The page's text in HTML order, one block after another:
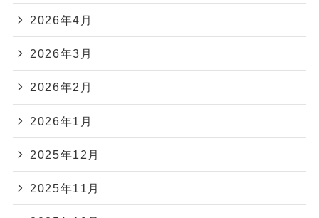
2026年4月
2026年3月
2026年2月
2026年1月
2025年12月
2025年11月